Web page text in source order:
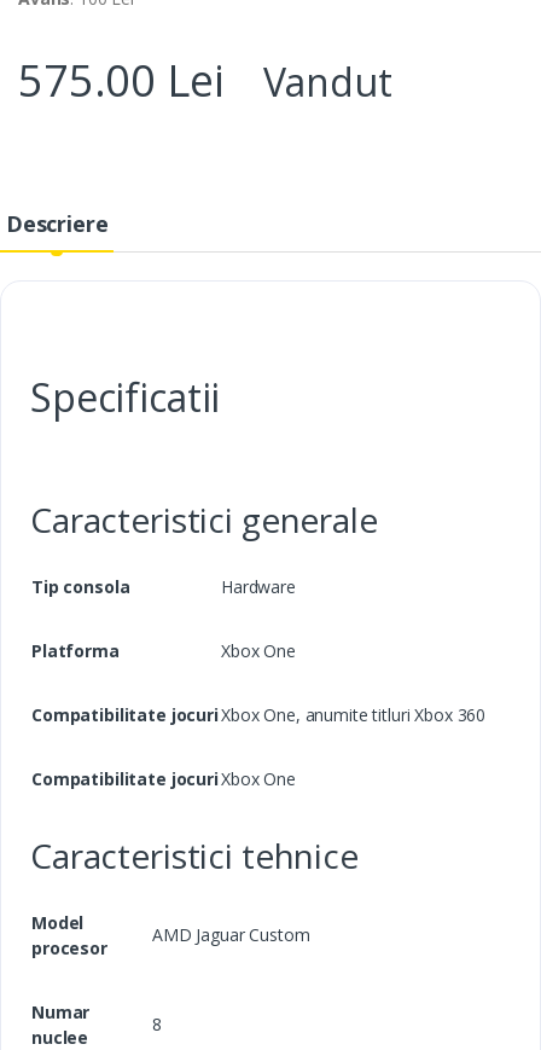
575.00 Lei Vandut
Descriere
Specificatii
Caracteristici generale
Tip consola Hardware
Platforma Xbox One
Compatibilitate jocuriXbox One, anumite titluri Xbox 360
Compatibilitate jocuriXbox One
Caracteristici tehnice
Model
procesor
AMD Jaguar Custom
Numar
nuclee
8